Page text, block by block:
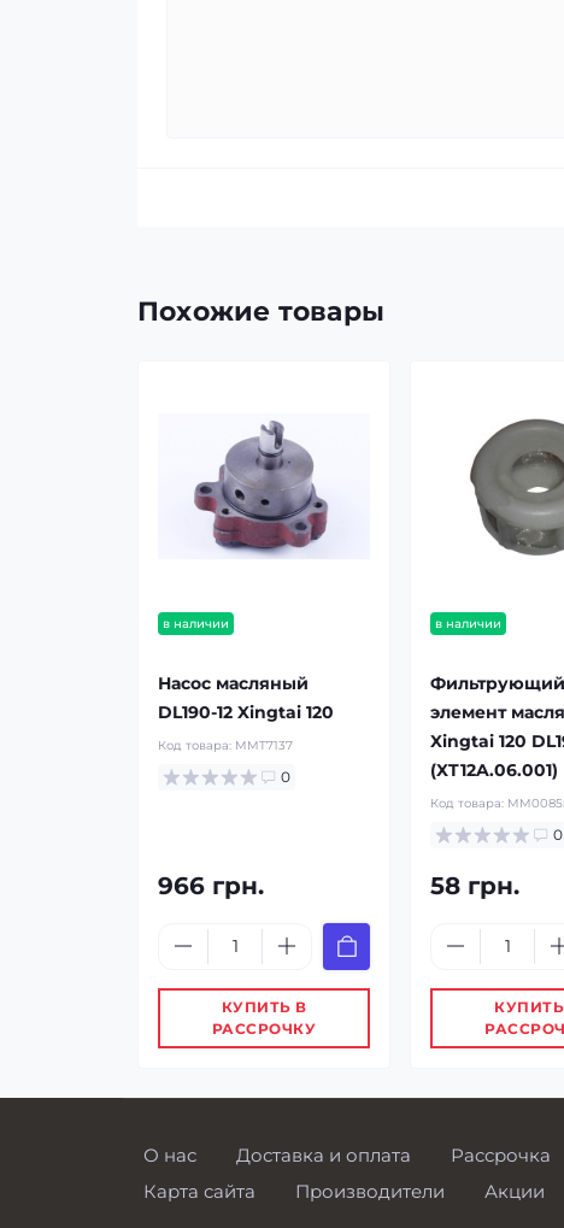
Похожие товары
в наличии
Насос масляный
DL190-12 Xingtai 120
Код товара: MMT7137
0
966 грн.
КУПИТЬ В
РАССРОЧКУ
в наличии
Фильтрующий
элемент
Xingtai 120
(XT12A.06.001)
Код товара:
0
58 грн.
О нас Доставка и оплата Рассрочка
Карта сайта
Производители Акции